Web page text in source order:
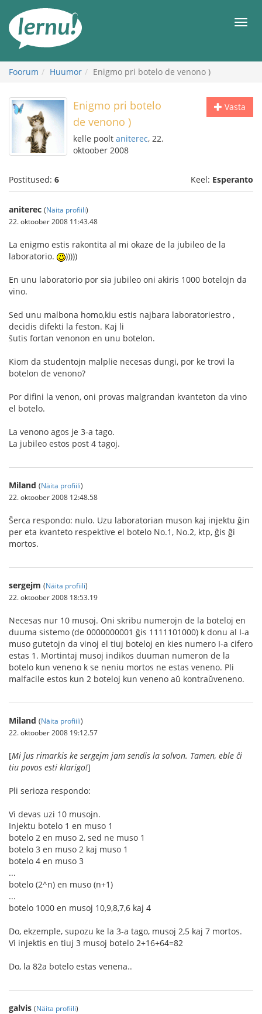
juurde
Foorum Huumor Enigmo pri botelo de venono )
Vasta
Enigmo pri botelo
de venono )
kelle poolt aniterec, 22.
oktoober 2008
Postitused: 6 Keel: Esperanto
aniterec (Näita profiili)
22. oktoober 2008 11:43.48
La enigmo estis rakontita al mi okaze de la jubileo de la
laboratorio.
)))))
En unu laboratorio por sia jubileo oni akiris 1000 botelojn da
vino.
Sed unu malbona homo,kiu estis najbara laboratoriestro ,
decidis difekti la feston. Kaj li
ŝutis fortan venonon en unu botelon.
Kiom da studentojn malplie necesas dungi, por ke trovi la
botelon de venono?
Por difini la venon, oni provas malgrandan kvanteton da vino
el botelo.
La venono agos je 3-a tago.
La jubileo estos post 4 tagoj.
Miland (Näita profiili)
22. oktoober 2008 12:48.58
Ŝerca respondo: nulo. Uzu laboratorian muson kaj injektu ĝin
per eta kvanteto respektive el botelo No.1, No.2, ktp, ĝis ĝi
mortos.
sergejm (Näita profiili)
22. oktoober 2008 18:53.19
Necesas nur 10 musoj. Oni skribu numerojn de la boteloj en
duuma sistemo (de 0000000001 ĝis 1111101000) k donu al I-a
muso gutetojn da vinoj el tiuj boteloj en kies numero I-a cifero
estas 1. Mortintaj musoj indikos duuman numeron de la
botelo kun veneno k se neniu mortos ne estas veneno. Pli
malfacile estos kun 2 boteloj kun veneno aŭ kontraŭveneno.
Miland (Näita profiili)
22. oktoober 2008 19:12.57
[Mi ĵus rimarkis ke sergejm jam sendis la solvon. Tamen, eble ĉi
tiu povos esti klarigo!]
Pli serioza respondo:
Vi devas uzi 10 musojn.
Injektu botelo 1 en muso 1
botelo 2 en muso 2, sed ne muso 1
botelo 3 en muso 2 kaj muso 1
botelo 4 en muso 3
...
botelo (2^n) en muso (n+1)
...
botelo 1000 en musoj 10,9,8,7,6 kaj 4
Do, ekzemple, supozu ke la 3-a tago, musoj 2,5 kaj 7 mortos.
Vi injektis en tiuj 3 musoj botelo 2+16+64=82
Do, la 82a botelo estas venena..
galvis (Näita profiili)